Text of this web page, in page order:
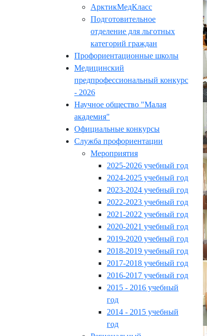
АрктикМедКласс
Подготовительное
отделение для льготных
категорий граждан
Профориентационные школы
Медицинский
предпрофессиональный конкурс
- 2026
Научное общество "Малая
академия"
Официальные конкурсы
Служба профориентации
Мероприятия
2025-2026 учебный год
2024-2025 учебный год
2023-2024 учебный год
2022-2023 учебный год
2021-2022 учебный год
2020-2021 учебный год
2019-2020 учебный год
2018-2019 учебный год
2017-2018 учебный год
2016-2017 учебный год
2015 - 2016 учебный
год
2014 - 2015 учебный
год